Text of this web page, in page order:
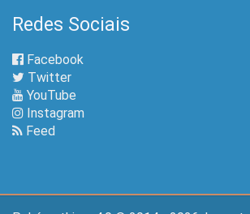
Redes Sociais
Facebook
Twitter
YouTube
Instagram
Feed